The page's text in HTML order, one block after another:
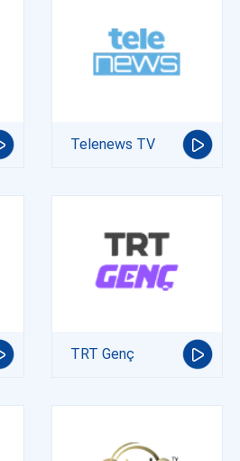
Telenews TV
TRT Genç